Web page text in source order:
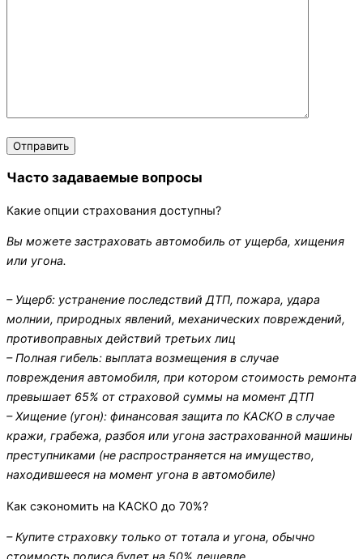
Часто задаваемые вопросы
Какие опции страхования доступны?
Вы можете застраховать автомобиль от ущерба, хищения
или угона.
– Ущерб: устранение последствий ДТП, пожара, удара
молнии, природных явлений, механических повреждений,
противоправных действий третьих лиц
– Полная гибель: выплата возмещения в случае
повреждения автомобиля, при котором стоимость ремонта
превышает 65% от страховой суммы на момент ДТП
– Хищение (угон): финансовая защита по КАСКО в случае
кражи, грабежа, разбоя или угона застрахованной машины
преступниками (не распространяется на имущество,
находившееся на момент угона в автомобиле)
Как сэкономить на КАСКО до 70%?
– Купите страховку только от тотала и угона, обычно
стоимость полиса будет на 50% дешевле.